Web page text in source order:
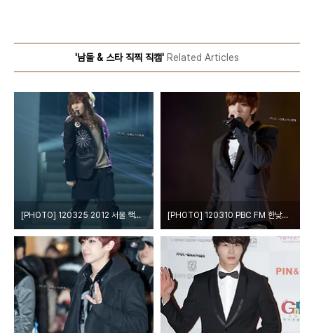
'남돌 & 스타 직찍 직캠' Related Articles
[PHOTO] 120325 2012 서울 핵안보 정상회의 기념 평화 음악회 - 샤이니 by o첫눈에o [PHOTO] 120310 PBC FM 한낮의 가요 선물 공개방송 - 엠블랙 by o첫눈에o